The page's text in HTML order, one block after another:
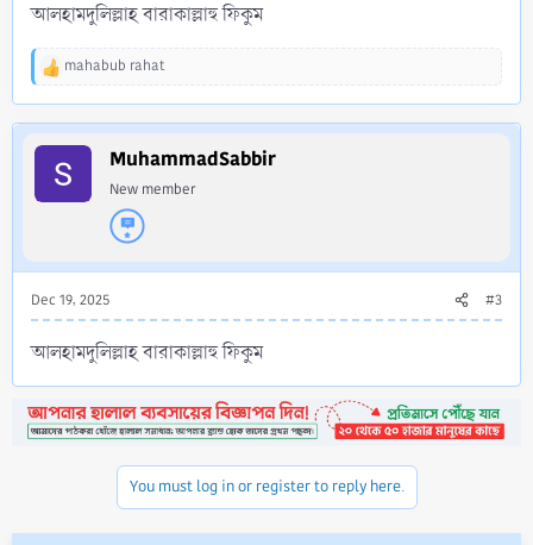
আলহামদুলিল্লাহ বারাকাল্লাহু ফিকুম
R
a
o
:
mahabub rahat
MuhammadSabbir
New member
Dec 19, 2025 #3
আলহামদুলিল্লাহ বারাকাল্লাহু ফিকুম
You must log in or register to reply here.